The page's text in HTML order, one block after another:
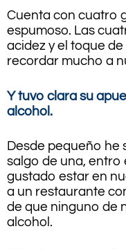
Cuenta con cuatro
espumoso. Las
acidez y el toque
recordar mucho a
Y tuvo clara su
alcohol.
Desde pequeño he
salgo de una, entro
gustado estar en
a un restaurante
de que ninguno de
alcohol.